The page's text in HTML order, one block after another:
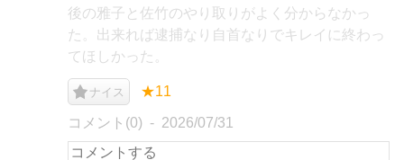
後の雅子と佐竹のやり取りがよく分からなかっ
た。出来れば逮捕なり自首なりでキレイに終わっ
てほしかった。
ナイス ★11
コメント(0) 2026/07/31